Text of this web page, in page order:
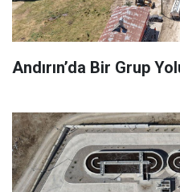
Andırın’da Bir Grup